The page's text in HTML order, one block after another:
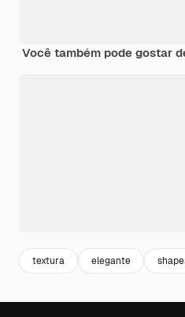
Você também pode gostar
textura elegante